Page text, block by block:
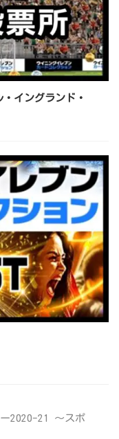
イングランド・
ー2020-21 ～スポ